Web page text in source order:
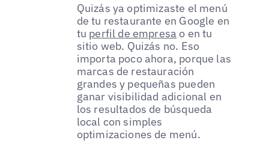
Quizás ya optimizaste el menú
de tu restaurante en Google en
tu perfil de empresa o en tu
sitio web. Quizás no. Eso
importa poco ahora, porque las
marcas de restauración
grandes y pequeñas pueden
ganar visibilidad adicional en
los resultados de búsqueda
local con simples
optimizaciones de menú.